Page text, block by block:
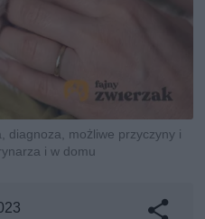
diagnoza, możliwe przyczyny i
i w domu